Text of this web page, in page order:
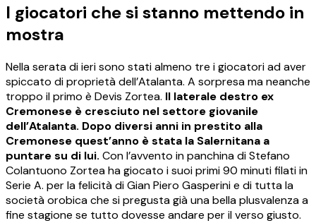
I giocatori che si stanno mettendo in
mostra
Nella serata di ieri sono stati almeno tre i giocatori ad aver
spiccato di proprietà dell’Atalanta. A sorpresa ma neanche
troppo il primo è Devis Zortea. Il laterale destro ex
Cremonese è cresciuto nel settore giovanile
dell’Atalanta. Dopo diversi anni in prestito alla
Cremonese quest’anno è stata la Salernitana a
puntare su di lui. Con l’avvento in panchina di Stefano
Colantuono Zortea ha giocato i suoi primi 90 minuti filati in
Serie A. per la felicità di Gian Piero Gasperini e di tutta la
società orobica che si pregusta già una bella plusvalenza a
fine stagione se tutto dovesse andare per il verso giusto.